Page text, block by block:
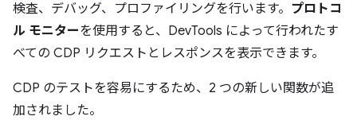
検査、デバッグ、プロファイリングを行います。 プロトコ
ル モニターを使用すると、DevTools によって行われたす
べての CDP リクエストとレスポンスを表示できます。
CDP のテストを容易にするため、2 つの新しい関数が追
加されました。